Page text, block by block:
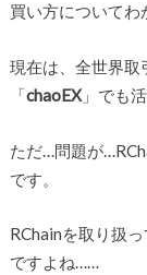
買い方についてわ
現在は、全世界取
「chaoEX」でも
ただ…問題が
です。
RChainを取り扱
ですよね……